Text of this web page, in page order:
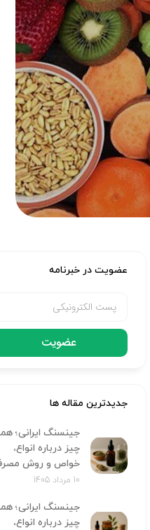
عضویت در خبرنامه
عضویت
جدیدترین مقاله ها
جینسنگ ایرانی؛
چیز درباره انواع،
خواص و روش
10 مرداد 1405
جینسنگ ایرانی؛
چیز درباره انواع،